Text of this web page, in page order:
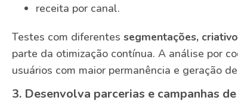
receita por canal.
Testes com diferentes segmentações,
parte da otimização contínua. A análise por
usuários com maior permanência e geração
3. Desenvolva parcerias e campanhas